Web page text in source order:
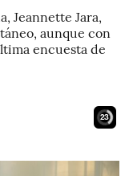
Jeannette Jara,
aunque con
encuesta de
21